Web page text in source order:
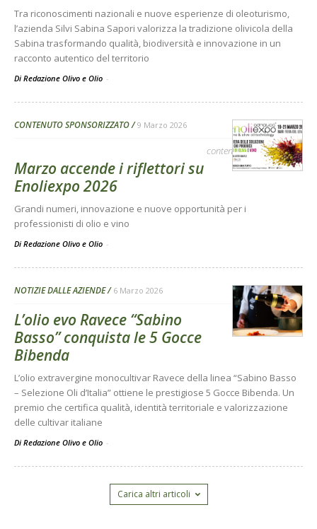
Tra riconoscimenti nazionali e nuove esperienze di oleoturismo,
l’azienda Silvi Sabina Sapori valorizza la tradizione olivicola della
Sabina trasformando qualità, biodiversità e innovazione in un
racconto autentico del territorio
Di Redazione Olivo e Olio -
CONTENUTO SPONSORIZZATO 9 Marzo 2026
contenuto sponsorizzato
Marzo accende i riflettori su
Enoliexpo 2026
Grandi numeri, innovazione e nuove opportunità per i
professionisti di olio e vino
Di Redazione Olivo e Olio -
NOTIZIE DALLE AZIENDE 6 Marzo 2026
L’olio evo Ravece “Sabino
Basso” conquista le 5 Gocce
Bibenda
L’olio extravergine monocultivar Ravece della linea “Sabino Basso
– Selezione Oli d’Italia” ottiene le prestigiose 5 Gocce Bibenda. Un
premio che certifica qualità, identità territoriale e valorizzazione
delle cultivar italiane
Di Redazione Olivo e Olio -
Carica altri articoli